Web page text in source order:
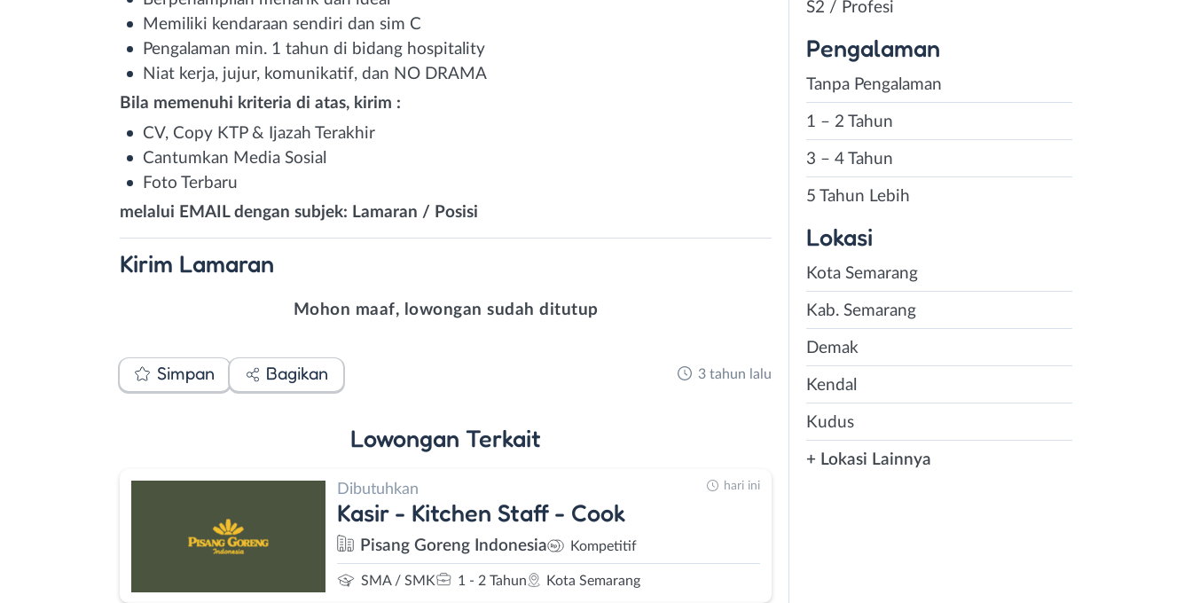
Memiliki kendaraan sendiri dan sim C
Pengalaman min. 1 tahun di bidang hospitality
Niat kerja, jujur, komunikatif, dan NO DRAMA
Bila memenuhi kriteria di atas, kirim :
CV, Copy KTP & Ijazah Terakhir
Cantumkan Media Sosial
Foto Terbaru
melalui EMAIL dengan subjek: Lamaran / Posisi
Kirim Lamaran
Mohon maaf, lowongan sudah ditutup
Simpan Bagikan 3 tahun lalu
Lowongan Terkait
Dibutuhkan
Kasir - Kitchen Staff - Cook
Pisang Goreng Indonesia Kompetitif
SMA / SMK 1 - 2 Tahun Kota Semarang
hari ini
S2 / Profesi
Pengalaman
Tanpa Pengalaman
1 – 2 Tahun
3 – 4 Tahun
5 Tahun Lebih
Lokasi
Kota Semarang
Kab. Semarang
Demak
Kendal
Kudus
+ Lokasi Lainnya